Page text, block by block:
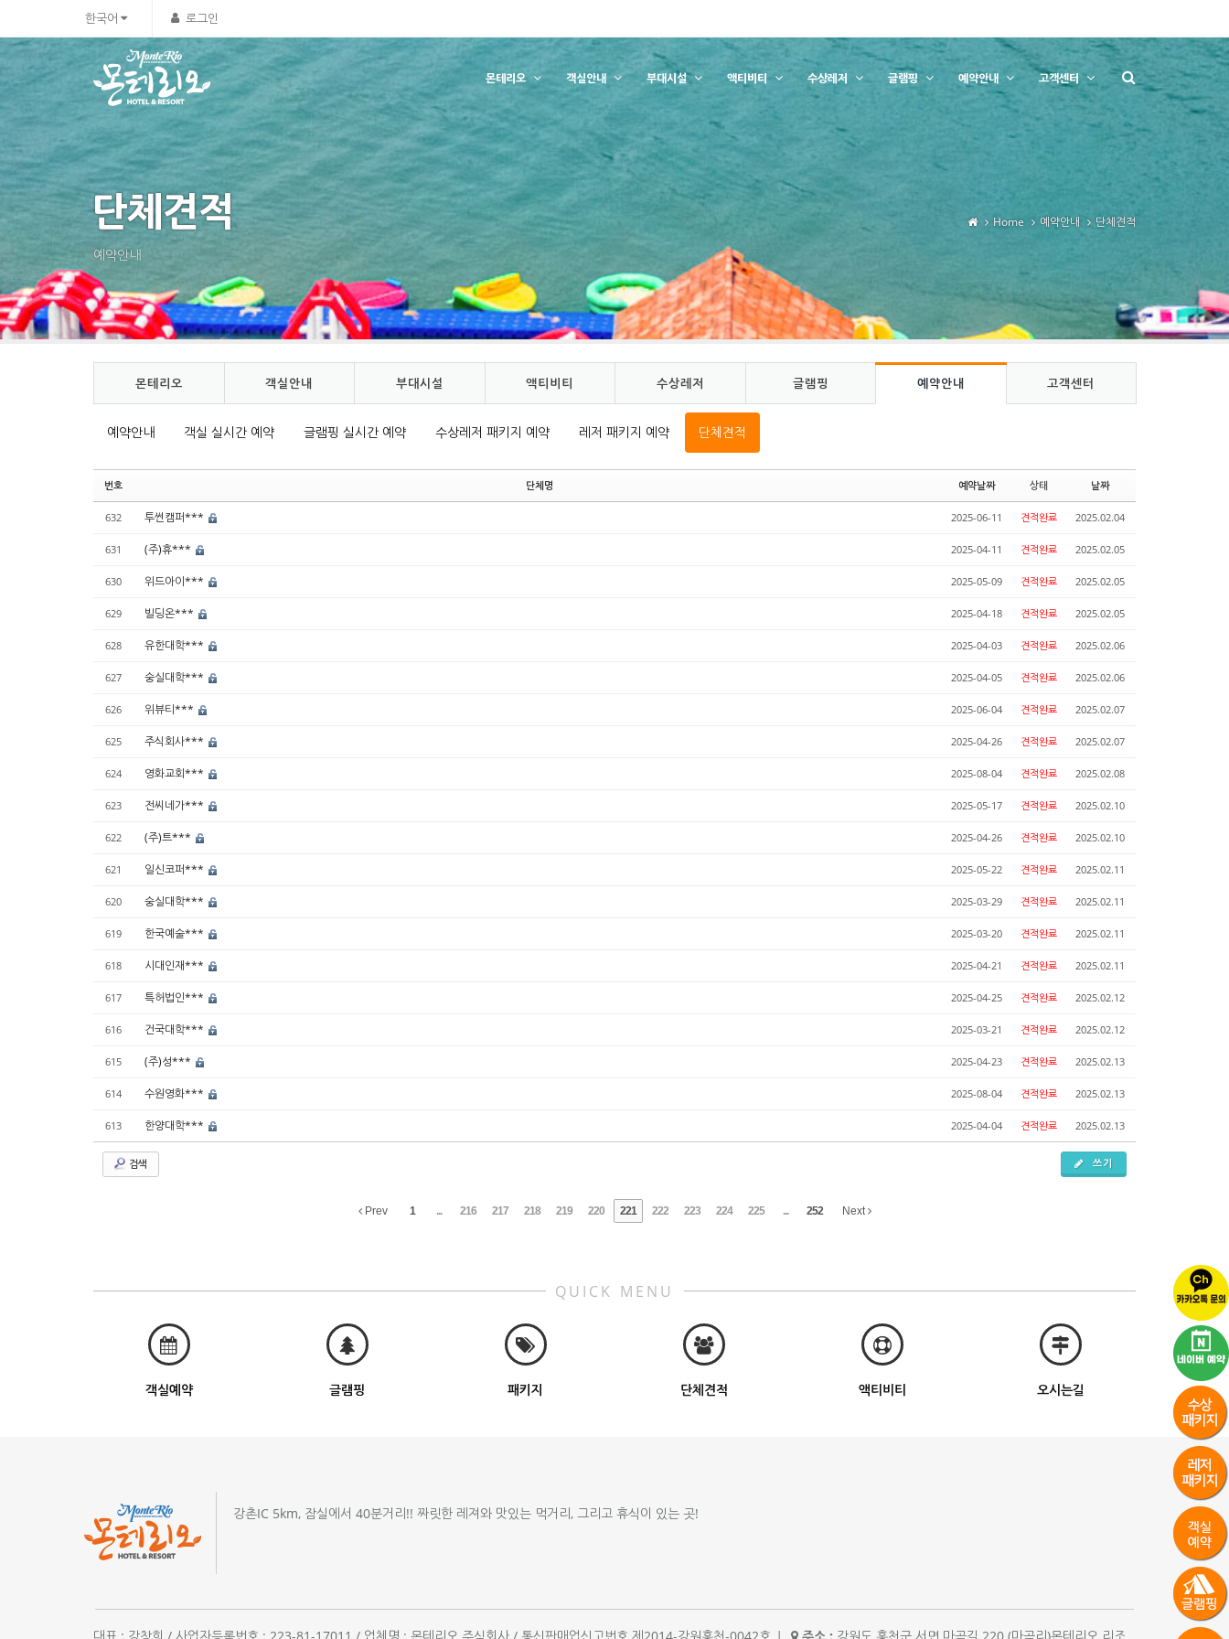
한국어 로그인
몬테리오 객실안내 부대시설 액티비티 수상레저 글램핑 예약안내 고객센터
단체견적
예약안내
Home 예약안내 단체견적
몬테리오 객실안내 부대시설 액티비티 수상레저 글램핑 예약안내 고객센터
예약안내 객실 실시간 예약 글램핑 실시간 예약 수상레저 패키지 예약 레저 패키지 예약 단체견적
번호 단체명 예약날짜 상태 날짜
632 투썬캠퍼*** 2025-06-11 견적완료 2025.02.04
631 (주)휴*** 2025-04-11 견적완료 2025.02.05
630 위드아이*** 2025-05-09 견적완료 2025.02.05
629 빌딩온*** 2025-04-18 견적완료 2025.02.05
628 유한대학*** 2025-04-03 견적완료 2025.02.06
627 숭실대학*** 2025-04-05 견적완료 2025.02.06
626 위뷰티*** 2025-06-04 견적완료 2025.02.07
625 주식회사*** 2025-04-26 견적완료 2025.02.07
624 영화교회*** 2025-08-04 견적완료 2025.02.08
623 전씨네가*** 2025-05-17 견적완료 2025.02.10
622 (주)트*** 2025-04-26 견적완료 2025.02.10
621 일신코퍼*** 2025-05-22 견적완료 2025.02.11
620 숭실대학*** 2025-03-29 견적완료 2025.02.11
619 한국예술*** 2025-03-20 견적완료 2025.02.11
618 시대인재*** 2025-04-21 견적완료 2025.02.11
617 특허법인*** 2025-04-25 견적완료 2025.02.12
616 건국대학*** 2025-03-21 견적완료 2025.02.12
615 (주)성*** 2025-04-23 견적완료 2025.02.13
614 수원영화*** 2025-08-04 견적완료 2025.02.13
613 한양대학*** 2025-04-04 견적완료 2025.02.13
검색 쓰기
Prev 1 ... 216 217 218 219 220 221 222 223 224 225 ... 252 Next
QUICK MENU
객실예약 글램핑 패키지 단체견적 액티비티 오시는길
강촌IC 5km, 잠실에서 40분거리!! 짜릿한 레져와 맛있는 먹거리, 그리고 휴식이 있는 곳!
Sketchbook5, 스케치북5